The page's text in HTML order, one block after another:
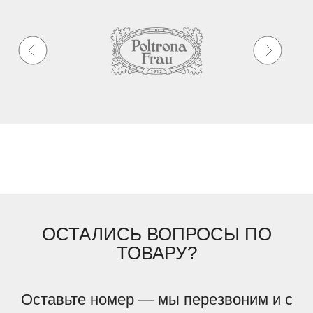
ОСТАЛИСЬ ВОПРОСЫ ПО
ТОВАРУ?
Оставьте номер — мы перезвоним и с